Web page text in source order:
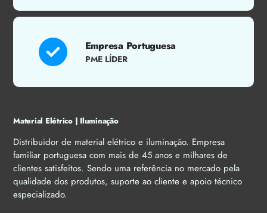
Empresa Portuguesa
PME LÍDER
Material Elétrico | Iluminação
Distribuidor de material elétrico e iluminação. Empresa
familiar portuguesa com mais de 45 anos e milhares de
clientes satisfeitos. Sendo uma referência no mercado pela
qualidade dos produtos, suporte ao cliente e apoio técnico
especializado.